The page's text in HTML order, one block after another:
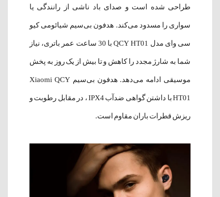
طراحی شده است و صدای باد ناشی از رانندگی یا
سواری را مسدود می‌کند. هدفون بی‌سیم شیائومی کیو
سی وای مدل QCY HT01 با 30 ساعت عمر باتری، نیاز
شما به شارژ مجدد را کاهش و تا بیش از یک روز به پخش
موسیقی ادامه می‌دهد. هدفون بی‌سیم Xiaomi QCY
HT01 با داشتن گواهی ضدآب IPX4 ، در مقابل رطوبت و
ریزش قطرات باران مقاوم است.